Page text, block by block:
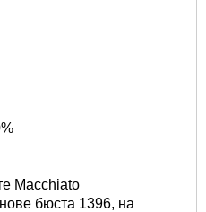
Macchiato
бюста 1396, на